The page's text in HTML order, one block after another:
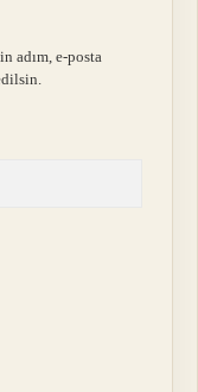
adım, e-posta